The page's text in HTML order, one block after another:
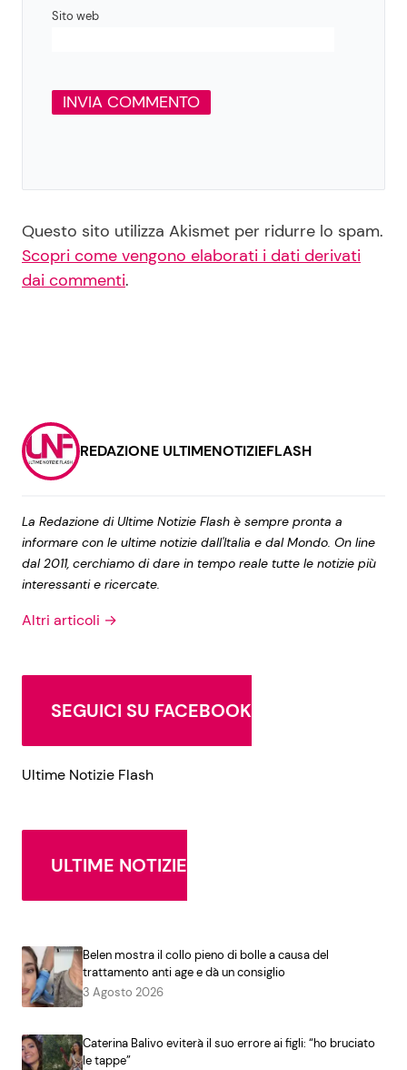
Sito web
Questo sito utilizza Akismet per ridurre lo spam.
Scopri come vengono elaborati i dati derivati
dai commenti.
REDAZIONE ULTIMENOTIZIEFLASH
La Redazione di Ultime Notizie Flash è sempre pronta a
informare con le ultime notizie dall'Italia e dal Mondo. On line
dal 2011, cerchiamo di dare in tempo reale tutte le notizie più
interessanti e ricercate.
Altri articoli →
SEGUICI SU FACEBOOK
Ultime Notizie Flash
ULTIME NOTIZIE
Belen mostra il collo pieno di bolle a causa del
trattamento anti age e dà un consiglio
3 Agosto 2026
Caterina Balivo eviterà il suo errore ai figli: “ho bruciato
le tappe”